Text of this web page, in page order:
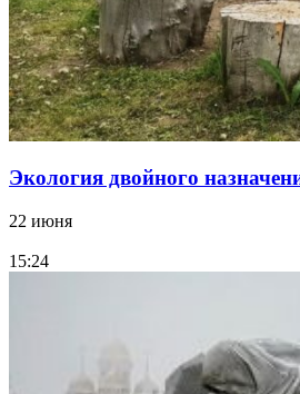
Экология двойного
22 июня
15:24